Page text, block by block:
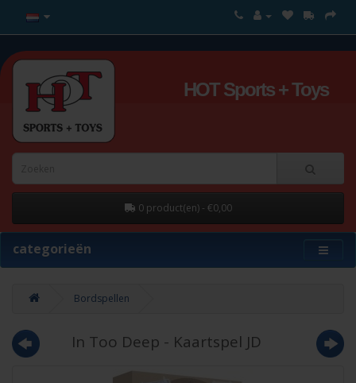
HOT Sports + Toys
0 product(en) - €0,00
categorieën
Bordspellen
In Too Deep - Kaartspel JD